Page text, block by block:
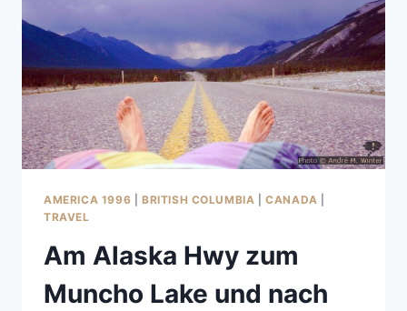
AMERICA 1996 BRITISH COLUMBIA |CANADA
TRAVEL
Am Alaska Hwy zum
Muncho Lake und nach